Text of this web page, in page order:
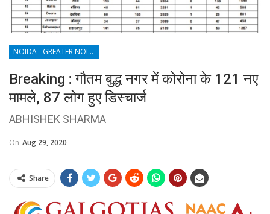
NOIDA - GREATER NOIDA - YAMUNA EXPRESSWAY
Breaking : गौतम बुद्ध नगर में कोरोना के 121 नए
मामले, 87 लोग हुए डिस्चार्ज
ABHISHEK SHARMA
On Aug 29, 2020
Share